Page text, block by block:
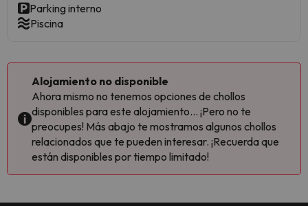
Parking interno
Piscina
Alojamiento no disponible
Ahora mismo no tenemos opciones de chollos
disponibles para este alojamiento... ¡Pero no te
preocupes! Más abajo te mostramos algunos chollos
relacionados que te pueden interesar. ¡Recuerda que
están disponibles por tiempo limitado!